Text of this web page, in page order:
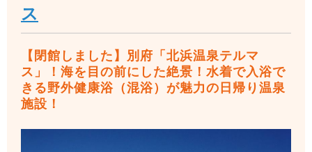
ス
【閉館しました】別府「北浜温泉テルマ
ス」！海を目の前にした絶景！水着で入浴で
きる野外健康浴（混浴）が魅力の日帰り温泉
施設！